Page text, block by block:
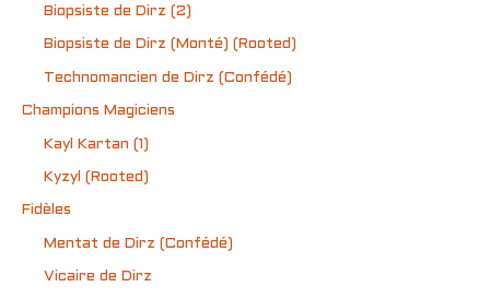
Biopsiste de Dirz (2)
Biopsiste de Dirz (Monté) (Rooted)
Technomancien de Dirz (Confédé)
Champions Magiciens
Kayl Kartan (1)
Kyzyl (Rooted)
Fidèles
Mentat de Dirz (Confédé)
Vicaire de Dirz